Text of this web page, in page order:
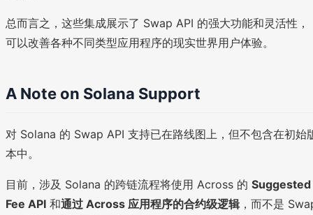
总而言之，这些集成展示了 Swap API 的强大功能和灵活性，
可以改善各种不同类型应用程序的现实世界用户体验。
A Note on Solana Support
对 Solana 的 Swap API 支持已在路线图上，但不包含在初始
本中。
目前，涉及 Solana 的跨链流程将使用 Across 的 Suggested
Fee API 和通过 Across 应用程序的合约级逻辑，而不是